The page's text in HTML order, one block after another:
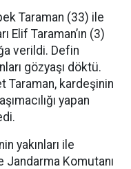
Taraman (33) ile
Elif Taraman’ın (3)
verildi. Defin
gözyaşı döktü.
Taraman, kardeşinin
yapan
yakınları ile
Jandarma Komutanı